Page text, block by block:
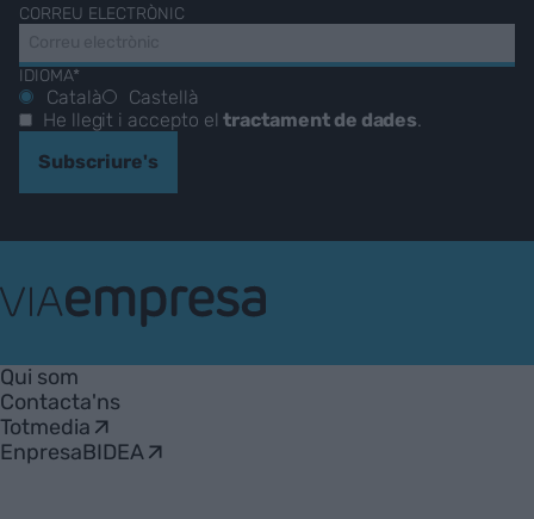
CORREU ELECTRÒNIC
IDIOMA*
Català
Castellà
He llegit i accepto eltractament de dades.
Subscriure's
Empresa
Qui som
Contacta'ns
Totmedia
EnpresaBIDEA